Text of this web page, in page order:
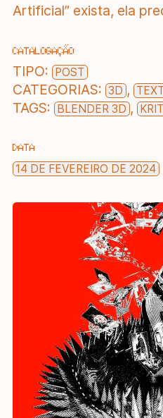
Artificial” exista, ela
CATALOGAÇÃO
TIPO: POST
CATEGORIAS: 3D ,
TAGS: BLENDER 3D ,
DATA
14 DE FEVEREIRO DE 2024